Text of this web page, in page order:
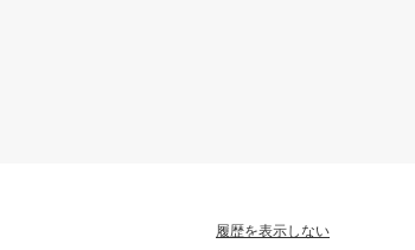
履歴を表示しない